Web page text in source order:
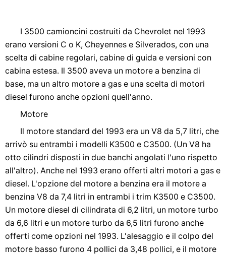
I 3500 camioncini costruiti da Chevrolet nel 1993
erano versioni C o K, Cheyennes e Silverados, con una
scelta di cabine regolari, cabine di guida e versioni con
cabina estesa. Il 3500 aveva un motore a benzina di
base, ma un altro motore a gas e una scelta di motori
diesel furono anche opzioni quell'anno.
Motore
Il motore standard del 1993 era un V8 da 5,7 litri, che
arrivò su entrambi i modelli K3500 e C3500. (Un V8 ha
otto cilindri disposti in due banchi angolati l'uno rispetto
all'altro). Anche nel 1993 erano offerti altri motori a gas e
diesel. L'opzione del motore a benzina era il motore a
benzina V8 da 7,4 litri in entrambi i trim K3500 e C3500.
Un motore diesel di cilindrata di 6,2 litri, un motore turbo
da 6,6 litri e un motore turbo da 6,5 ​​litri furono anche
offerti come opzioni nel 1993. L'alesaggio e il colpo del
motore basso furono 4 pollici da 3,48 pollici, e il motore